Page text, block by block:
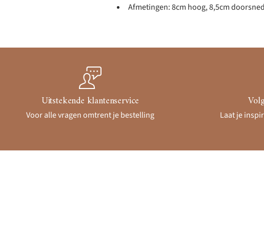
Afmetingen: 8cm hoog, 8,5cm
Uitstekende klantenservice
Voor alle vragen omtrent je bestelling Laat je